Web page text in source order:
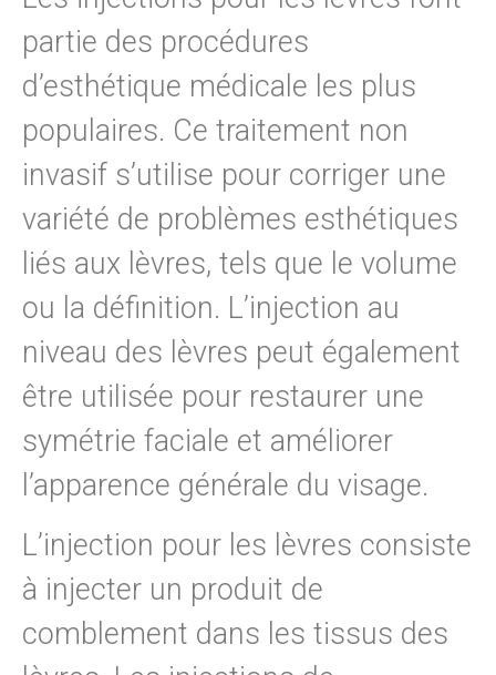
partie des procédures
d’esthétique médicale les plus
populaires. Ce traitement non
invasif s’utilise pour corriger une
variété de problèmes esthétiques
liés aux lèvres, tels que le volume
ou la définition. L’injection au
niveau des lèvres peut également
être utilisée pour restaurer une
symétrie faciale et améliorer
l’apparence générale du visage.
L’injection pour les lèvres consiste
à injecter un produit de
comblement dans les tissus des